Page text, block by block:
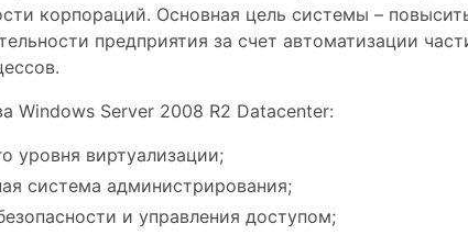
корпораций. Основная цель системы –
предприятия за счет автоматизации
Windows Server 2008 R2 Datacenter:
уровня виртуализации;
система администрирования;
и управления доступом;